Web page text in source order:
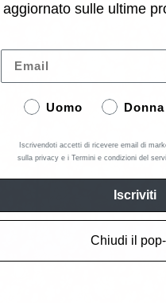
aggiornato sulle ultime
Email
Uomo Donna
Iscrivendoti accetti di ricevere email di
sulla privacy e i Termini e condizioni del
Iscriviti
Chiudi il